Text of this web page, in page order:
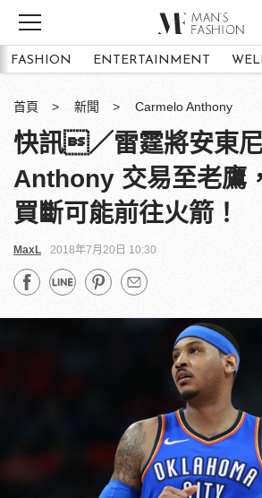
FASHION ENTERTAINMENT
首頁 新聞 Carmelo Anthony
快訊／雷霆將安東
Anthony 交易至老鷹
買斷可能前往火箭！
MaxL 2018年7月20日 10:30